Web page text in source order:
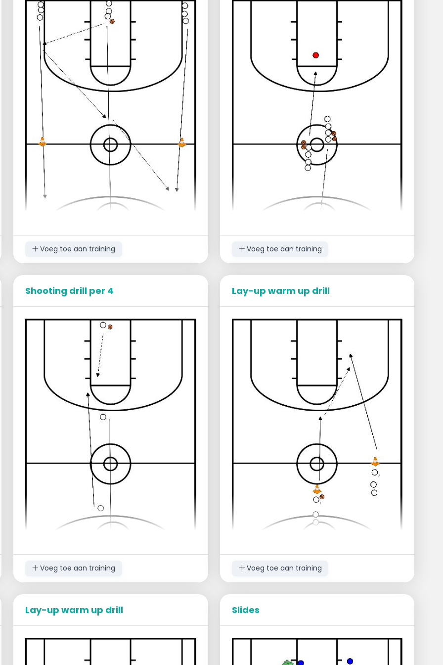
Progressie:
(altijd links en rechts gespiegeld)
Regressie
Met 2 in plaats van 4 spelers
1 groep midden eindlijn
1 groep rechts eindlijn
Ballen in het midden
Speler in het midden past naar links
Speler links past terug naar speler in
het midden
Speler in het midden past naar rechts
Speler rechts doet een lay-up en loopt
door naar de andere kant
Speler in het midden loopt rond de
kegel aan de rechterkant en keert zo
Speler links neemt de rebound en
loopt in het midden
Spelen hetzelfde naar de andere kant
Geen dribbels
De oefening 2 keer na elkaar lopen
De oefening 3 keer na elkaar lopen
Rechter lay-up
Voeg toe aan training
worplijn
de middellijn
Speler dribbelt krachtig tot voor de
vrije worplijn en neemt een shot
Defense beweegt maar verhindert het
shot niet
Shotter neemt eigen rebound en sluit
Defense blijft x aantal keer staan
Defense komt omhoog
Offense doet een crossover en neemt
een lay-up
Extra verdediger op de lay-up
Voeg toe aan training
Shooting drill per 4
4 zijn
1 speler baseline aan andere kant met
Voeg toe aan training
Lay-up warm up drill
rechts
middellijn, midden
Voeg toe aan training
Lay-up warm up drill Slides